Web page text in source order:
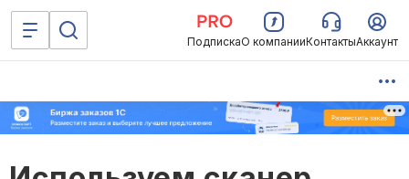
ПодпискаО компанииКонтактыАккаунт